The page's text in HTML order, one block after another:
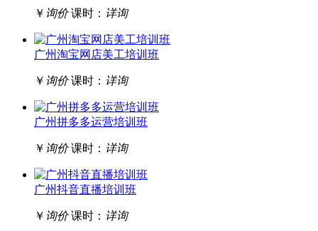
￥ 询价 课时： 详询
广州淘宝网店美工培训班
￥ 询价 课时： 详询
广州拼多多运营培训班
￥ 询价 课时： 详询
广州抖音直播培训班
￥ 询价 课时： 详询